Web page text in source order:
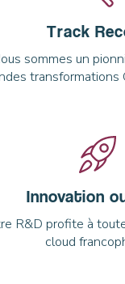
Track
sommes un
transformations
Innovation
R&D profite à
cloud